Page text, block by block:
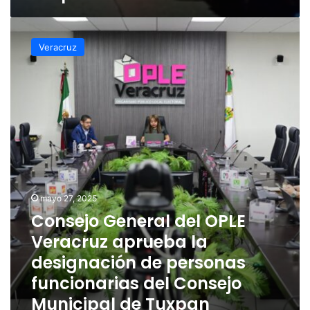
General
OPLE
designación
de
personas
funcionarias
del
Consejo
Municipal
Tuxpan
Veracruz
mayo 27, 2025
Consejo General del OPLE
Veracruz aprueba la
designación de personas
funcionarias del Consejo
Municipal de Tuxpan